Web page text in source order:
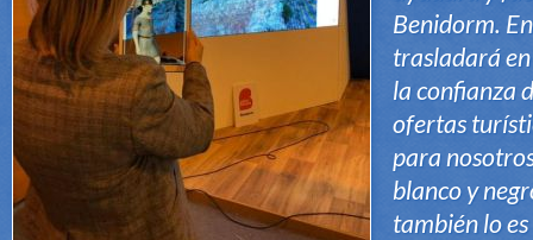
Benidorm.
trasladará
la confianza
ofertas
para
blanco y
también lo